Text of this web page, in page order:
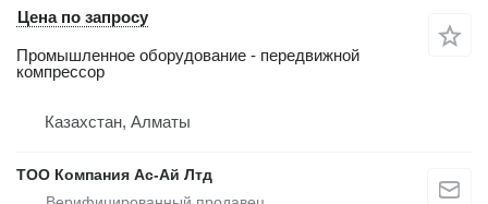
Цена по запросу
Промышленное оборудование - передвижной
компрессор
Казахстан, Алматы
ТОО Компания Ас-Ай Лтд